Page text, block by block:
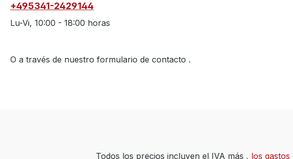
+495341-2429144
Lu-Vi, 10:00 - 18:00 horas
O a través de nuestro formulario de contacto .
Todos los precios incluyen el IVA más , los gastos